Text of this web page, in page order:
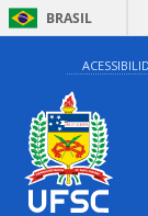
BRASIL